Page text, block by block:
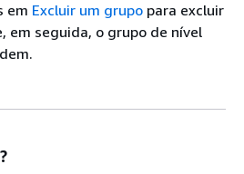
em Excluir um grupo para excluir
em seguida, o grupo de nível